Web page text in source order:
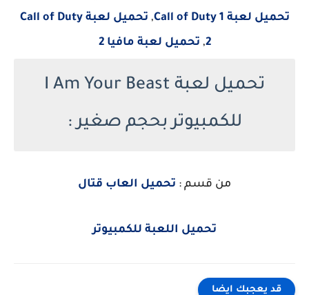
تحميل لعبة Call of Duty 1
,
تحميل لعبة Call of Duty
2
, تحميل لعبة مافيا 2
تحميل لعبة I Am Your Beast
للكمبيوتر بحجم صغير :
من قسم : تحميل العاب قتال
تحميل اللعبة للكمبيوتر
قد يعجبك ايضا